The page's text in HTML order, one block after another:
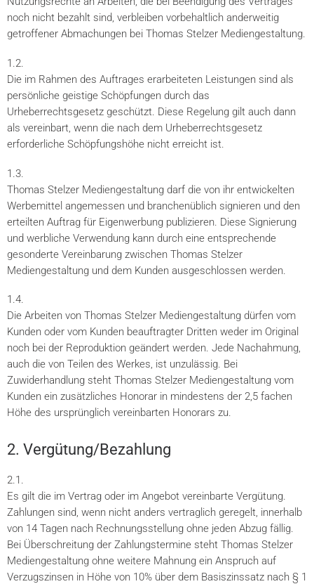
noch nicht bezahlt sind, verbleiben vorbehaltlich anderweitig
getroffener Abmachungen bei Thomas Stelzer Mediengestaltung.
1.2.
Die im Rahmen des Auftrages erarbeiteten Leistungen sind als
persönliche geistige Schöpfungen durch das
Urheberrechtsgesetz geschützt. Diese Regelung gilt auch dann
als vereinbart, wenn die nach dem Urheberrechtsgesetz
erforderliche Schöpfungshöhe nicht erreicht ist.
1.3.
Thomas Stelzer Mediengestaltung darf die von ihr entwickelten
Werbemittel angemessen und branchenüblich signieren und den
erteilten Auftrag für Eigenwerbung publizieren. Diese Signierung
und werbliche Verwendung kann durch eine entsprechende
gesonderte Vereinbarung zwischen Thomas Stelzer
Mediengestaltung und dem Kunden ausgeschlossen werden.
1.4.
Die Arbeiten von Thomas Stelzer Mediengestaltung dürfen vom
Kunden oder vom Kunden beauftragter Dritten weder im Original
noch bei der Reproduktion geändert werden. Jede Nachahmung,
auch die von Teilen des Werkes, ist unzulässig. Bei
Zuwiderhandlung steht Thomas Stelzer Mediengestaltung vom
Kunden ein zusätzliches Honorar in mindestens der 2,5 fachen
Höhe des ursprünglich vereinbarten Honorars zu.
2. Vergütung/Bezahlung
2.1.
Es gilt die im Vertrag oder im Angebot vereinbarte Vergütung.
Zahlungen sind, wenn nicht anders vertraglich geregelt, innerhalb
von 14 Tagen nach Rechnungsstellung ohne jeden Abzug fällig.
Bei Überschreitung der Zahlungstermine steht Thomas Stelzer
Mediengestaltung ohne weitere Mahnung ein Anspruch auf
Verzugszinsen in Höhe von 10% über dem Basiszinssatz nach § 1